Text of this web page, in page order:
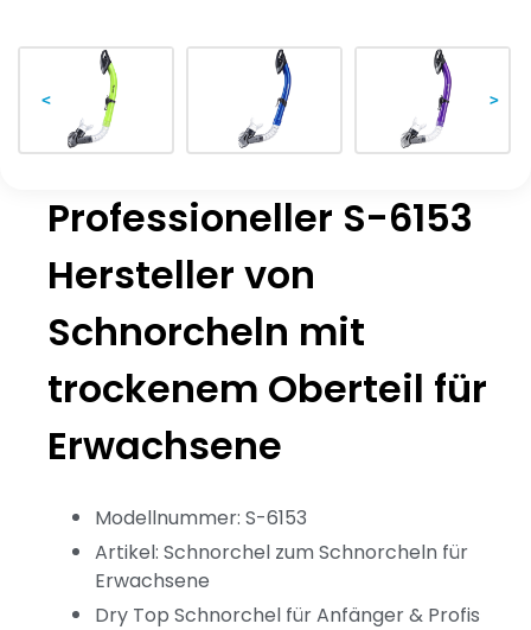
< >
Professioneller S-6153
Hersteller von
Schnorcheln mit
trockenem Oberteil für
Erwachsene
Modellnummer: S-6153
Artikel: Schnorchel zum Schnorcheln für
Erwachsene
Dry Top Schnorchel für Anfänger & Profis